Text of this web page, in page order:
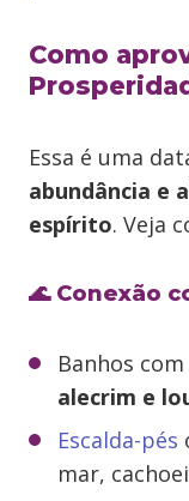
Como
Essa é uma
abundância e
espírito. Veja
🌊 Conexão
Banhos com
alecrim e
Escalda-pés
mar,